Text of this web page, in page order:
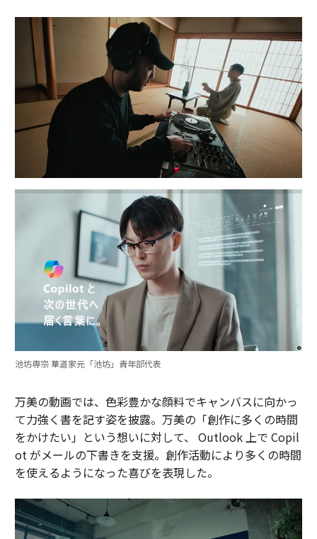
池坊専宗 華道家元「池坊」青年部代表
万美の動画では、色彩豊かな顔料でキャンバスに向かっ
て力強く書を記す姿を披露。万美の「創作に多くの時間
をかけたい」という想いに対して、 Outlook 上で Copil
ot がメールの下書きを支援。創作活動により多くの時間
を使えるようになった喜びを表現した。